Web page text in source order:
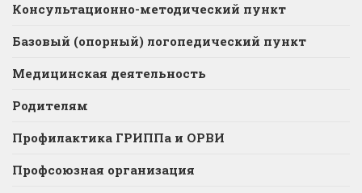
Консультационно-методический пункт
Базовый (опорный) логопедический пункт
Медицинская деятельность
Родителям
Профилактика ГРИППа и ОРВИ
Профсоюзная организация